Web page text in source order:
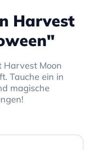
Harvest
Harvest Moon
Tauche ein in
magische